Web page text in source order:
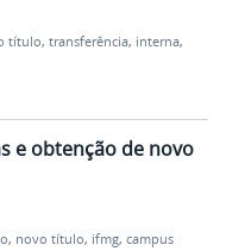
título, transferência, interna,
e obtenção de novo
, novo título, ifmg, campus